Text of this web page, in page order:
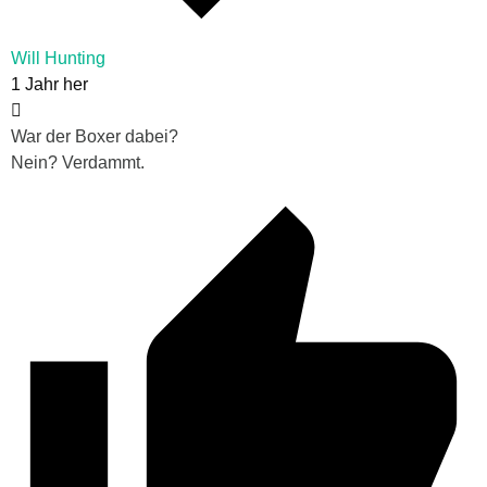
Will Hunting
1 Jahr her
War der Boxer dabei?
Nein? Verdammt.